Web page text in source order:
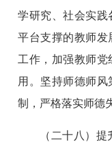
学研究、社会实践
平台支撑的教师发
工作，加强教师
用。坚持师德师
制，严格落实师德
（二十八）